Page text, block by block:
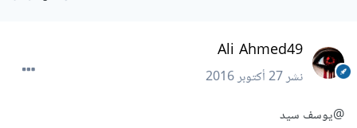
Ali Ahmed49
نشر27 أكتوبر 2016
@يوسف سيد